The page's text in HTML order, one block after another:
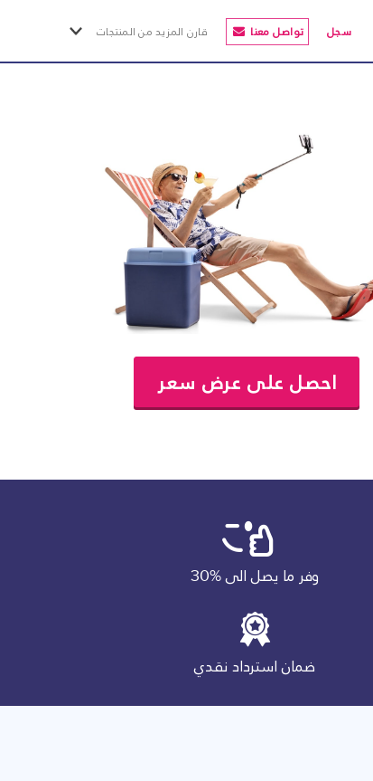
سجل تواصل معنا قارن المزيد من المنتجات
تأمين السيارات
تأمين السفر
التأمين على المنزل
التأمين الصحي
GROUP
التأمين على الحياة
احصل على عرض سعر
وفر ما يصل الى30%
ضمان استرداد نقدي